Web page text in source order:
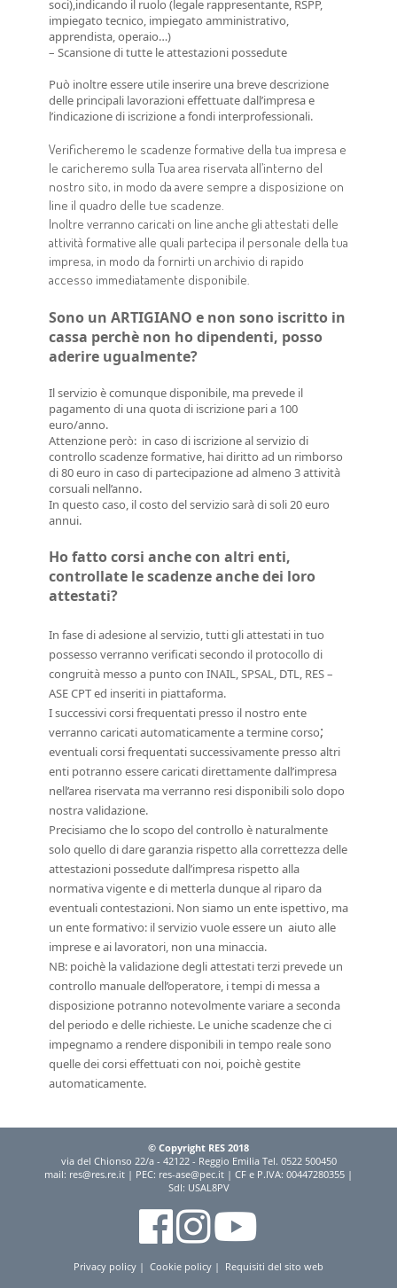
soci),indicando il ruolo (legale rappresentante, RSPP,
impiegato tecnico, impiegato amministrativo,
apprendista, operaio…)
– Scansione di tutte le attestazioni possedute
Può inoltre essere utile inserire una breve descrizione
delle principali lavorazioni effettuate dall’impresa e
l’indicazione di iscrizione a fondi interprofessionali.
Verificheremo le scadenze formative della tua impresa e
le caricheremo sulla Tua area riservata all’interno del
nostro sito, in modo da avere sempre a disposizione on
line il quadro delle tue scadenze.
Inoltre verranno caricati on line anche gli attestati delle
attività formative alle quali partecipa il personale della tua
impresa, in modo da fornirti un archivio di rapido
accesso immediatamente disponibile.
Sono un ARTIGIANO e non sono iscritto in
cassa perchè non ho dipendenti, posso
aderire ugualmente?
Il servizio è comunque disponibile, ma prevede il
pagamento di una quota di iscrizione pari a 100
euro/anno.
Attenzione però: in caso di iscrizione al servizio di
controllo scadenze formative, hai diritto ad un rimborso
di 80 euro in caso di partecipazione ad almeno 3 attività
corsuali nell’anno.
In questo caso, il costo del servizio sarà di soli 20 euro
annui.
Ho fatto corsi anche con altri enti,
controllate le scadenze anche dei loro
attestati?
In fase di adesione al servizio, tutti gli attestati in tuo
possesso verranno verificati secondo il protocollo di
congruità messo a punto con INAIL, SPSAL, DTL, RES –
ASE CPT ed inseriti in piattaforma.
I successivi corsi frequentati presso il nostro ente
verranno caricati automaticamente a termine corso;
eventuali corsi frequentati successivamente presso altri
enti potranno essere caricati direttamente dall’impresa
nell’area riservata ma verranno resi disponibili solo dopo
nostra validazione.
Precisiamo che lo scopo del controllo è naturalmente
solo quello di dare garanzia rispetto alla correttezza delle
attestazioni possedute dall’impresa rispetto alla
normativa vigente e di metterla dunque al riparo da
eventuali contestazioni. Non siamo un ente ispettivo, ma
un ente formativo: il servizio vuole essere un aiuto alle
imprese e ai lavoratori, non una minaccia.
NB: poichè la validazione degli attestati terzi prevede un
controllo manuale dell’operatore, i tempi di messa a
disposizione potranno notevolmente variare a seconda
del periodo e delle richieste. Le uniche scadenze che ci
impegnamo a rendere disponibili in tempo reale sono
quelle dei corsi effettuati con noi, poichè gestite
automaticamente.
© Copyright RES 2018
via del Chionso 22/a - 42122 - Reggio Emilia Tel. 0522 500450
mail: res@res.re.it | PEC: res-ase@pec.it | CF e P.IVA: 00447280355 |
SdI: USAL8PV
Privacy policy | Cookie policy | Requisiti del sito web